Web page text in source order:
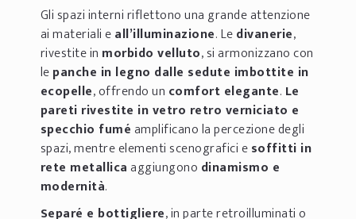
Gli spazi interni riflettono una grande attenzione
ai materiali eall’illuminazione. Ledivanerie,
rivestite in morbido velluto, si armonizzano con
lepanche in legno dalle sedute imbottite in
ecopelle, offrendo un comfort elegante. Le
pareti rivestite in vetro retro verniciato e
specchio fuméamplificano la percezione degli
spazi, mentre elementi scenografici esoffitti in
rete metallicaaggiungono dinamismo e
modernità.
Separé e bottigliere, in parte retroilluminati o